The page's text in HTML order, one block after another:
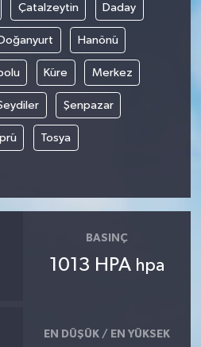
Çatalzeytin Daday
Hanönü
Küre Merkez
Şenpazar
Tosya
BASINÇ
1013 HPA hpa
EN DÜŞÜK / EN YÜKSEK